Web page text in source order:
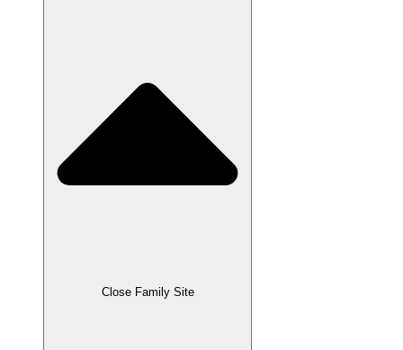
Close Family Site